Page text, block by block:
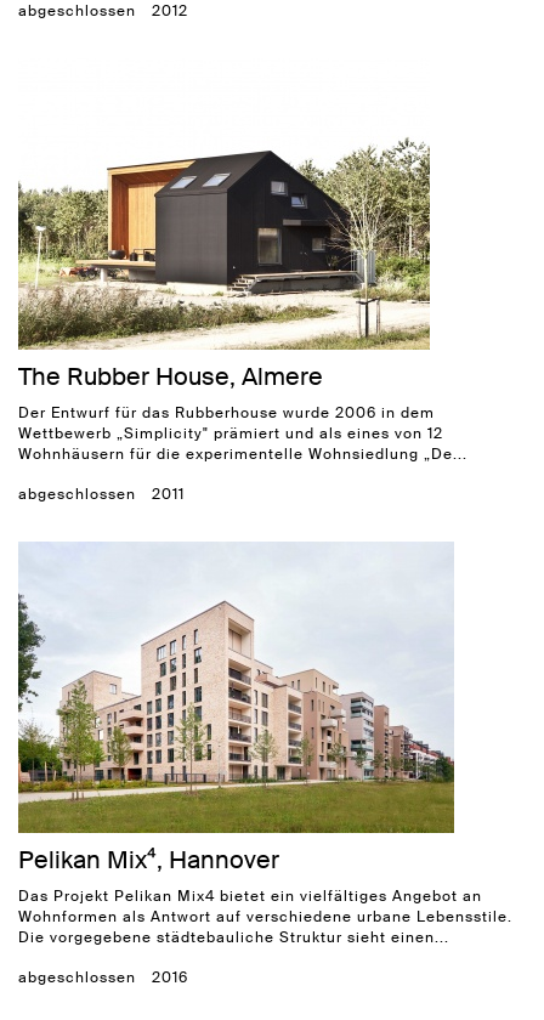
abgeschlossen 2012
The Rubber House, Almere
Der Entwurf für das Rubberhouse wurde 2006 in dem
Wettbewerb „Simplicity" prämiert und als eines von 12
Wohnhäusern für die experimentelle Wohnsiedlung „De...
abgeschlossen 2011
Pelikan Mix⁴, Hannover
Das Projekt Pelikan Mix4 bietet ein vielfältiges Angebot an
Wohnformen als Antwort auf verschiedene urbane Lebensstile.
Die vorgegebene städtebauliche Struktur sieht einen...
abgeschlossen 2016